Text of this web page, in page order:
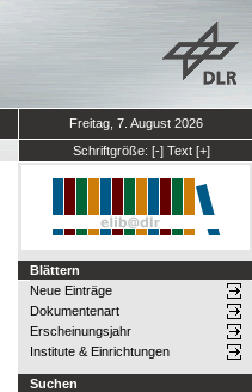
Freitag, 7. August 2026
Schriftgröße: [-] Text [+]
Blättern
Neue Einträge
Dokumentenart
Erscheinungsjahr
Institute & Einrichtungen
Suchen